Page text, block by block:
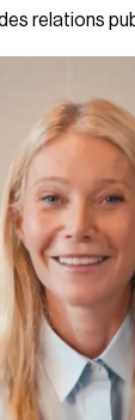
relations